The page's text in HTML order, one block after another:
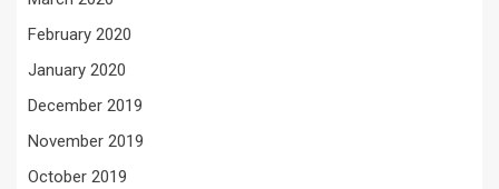
February 2020
January 2020
December 2019
November 2019
October 2019